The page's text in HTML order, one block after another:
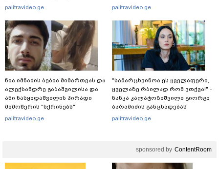
შესაძლებელია აქ ადამიანის
აქვეყნებს კობა ახალაძე
მლეთიდან, სადაც 12 წლის წინ
გურამ დადიანიძე გაუჩინარდა?
palitravideo.ge
ნია იმნაძის ბებია მიმართვას და
ალექსანდრე გაბაშვილისა და
ანი ნასყიდაშვილის პირადი
მიმოწერის "სქრინებს"
ავრცელებს
palitravideo.ge
palitravideo.ge
"სა­მარ­ცხვი­ნოა ეს ყვე­ლა­ფე­რი,
ყვე­ლა­ზე რბი­ლად რომ ვთქვა!" -
ნანკა კალატოზიშვილი გიორგი
ბარამიძის განცხადებას
ეხმაურება
palitravideo.ge
sponsored by ContentRoom